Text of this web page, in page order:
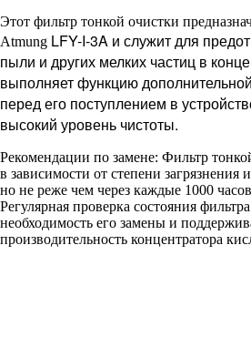
Этот фильтр тонкой очистки
Atmung LFY-I-3A и служит для
пыли и других мелких частиц в
выполняет функцию
перед его поступлением в
высокий уровень чистоты.
Рекомендации по замене: Фильтр
в зависимости от степени загрязнения
но не реже чем через каждые 1000
Регулярная проверка состояния
необходимость его замены и
производительность концентратора